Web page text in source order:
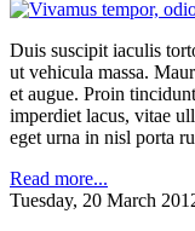
Duis suscipit iaculis
ut vehicula massa.
et augue. Proin
imperdiet lacus, vitae
eget urna in nisl porta
Read more...
Tuesday, 20 March